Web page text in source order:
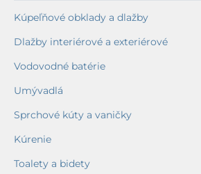
Kúpeľňové obklady a dlažby
Dlažby interiérové a exteriérové
Vodovodné batérie
Umývadlá
Sprchové kúty a vaničky
Kúrenie
Toalety a bidety